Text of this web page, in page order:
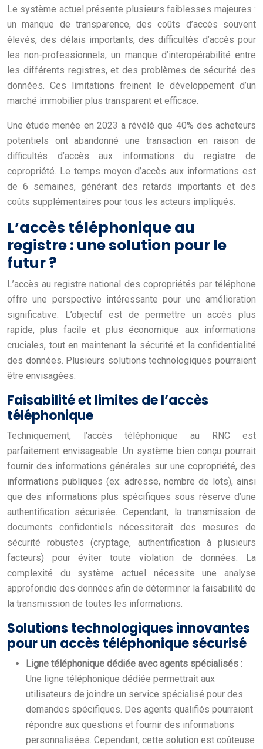
Le système actuel présente plusieurs faiblesses majeures :
un manque de transparence, des coûts d’accès souvent
élevés, des délais importants, des difficultés d’accès pour
les non-professionnels, un manque d’interopérabilité entre
les différents registres, et des problèmes de sécurité des
données. Ces limitations freinent le développement d’un
marché immobilier plus transparent et efficace.
Une étude menée en 2023 a révélé que 40% des acheteurs
potentiels ont abandonné une transaction en raison de
difficultés d’accès aux informations du registre de
copropriété. Le temps moyen d’accès aux informations est
de 6 semaines, générant des retards importants et des
coûts supplémentaires pour tous les acteurs impliqués.
L’accès téléphonique au
registre : une solution pour le
futur ?
L’accès au registre national des copropriétés par téléphone
offre une perspective intéressante pour une amélioration
significative. L’objectif est de permettre un accès plus
rapide, plus facile et plus économique aux informations
cruciales, tout en maintenant la sécurité et la confidentialité
des données. Plusieurs solutions technologiques pourraient
être envisagées.
Faisabilité et limites de l’accès
téléphonique
Techniquement, l’accès téléphonique au RNC est
parfaitement envisageable. Un système bien conçu pourrait
fournir des informations générales sur une copropriété, des
informations publiques (ex: adresse, nombre de lots), ainsi
que des informations plus spécifiques sous réserve d’une
authentification sécurisée. Cependant, la transmission de
documents confidentiels nécessiterait des mesures de
sécurité robustes (cryptage, authentification à plusieurs
facteurs) pour éviter toute violation de données. La
complexité du système actuel nécessite une analyse
approfondie des données afin de déterminer la faisabilité de
la transmission de toutes les informations.
Solutions technologiques innovantes
pour un accès téléphonique sécurisé
Ligne téléphonique dédiée avec agents spécialisés :
Une ligne téléphonique dédiée permettrait aux
utilisateurs de joindre un service spécialisé pour des
demandes spécifiques. Des agents qualifiés pourraient
répondre aux questions et fournir des informations
personnalisées. Cependant, cette solution est coûteuse